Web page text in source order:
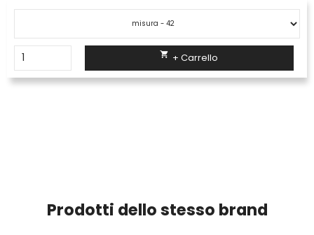
 + Carrello
Prodotti dello stesso brand